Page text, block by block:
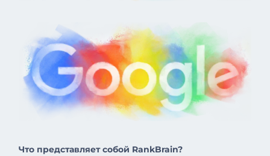
Что представляет собой RankBrain?